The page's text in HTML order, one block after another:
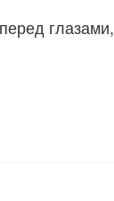
глазами,